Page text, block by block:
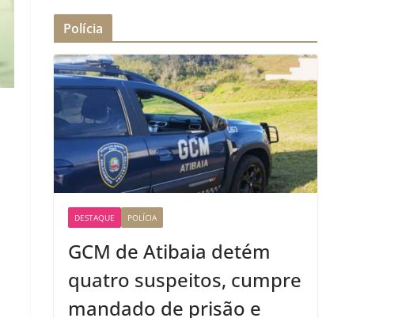
Polícia
DESTAQUE POLÍCIA
GCM de Atibaia detém
quatro suspeitos, cumpre
mandado de prisão e